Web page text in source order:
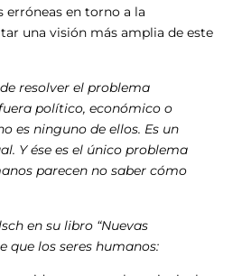
erróneas en torno a la
una visión más amplia de este
resolver el problema
político, económico o
es ninguno de ellos. Es un
Y ése es el único problema
parecen no saber cómo
en su libro “Nuevas
que los seres humanos: